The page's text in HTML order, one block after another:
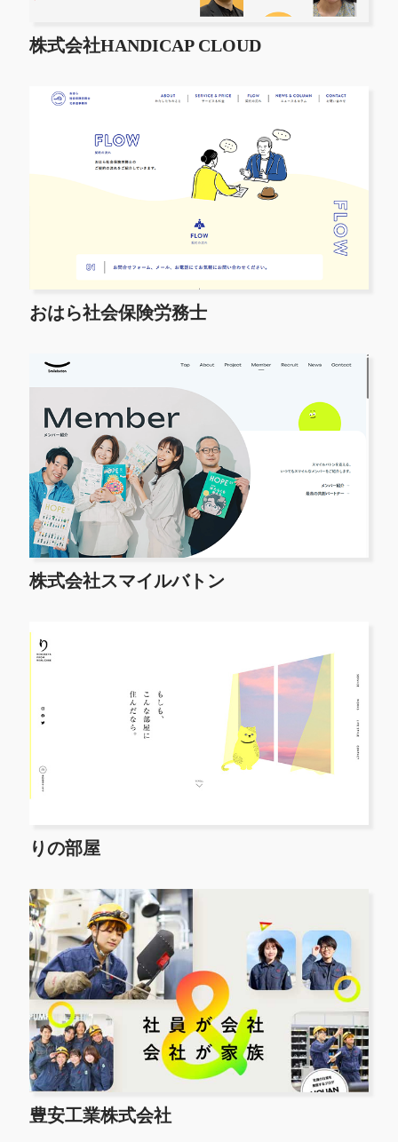
株式会社HANDICAP CLOUD
おはら社会保険労務士
株式会社スマイルバトン
りの部屋
豊安工業株式会社